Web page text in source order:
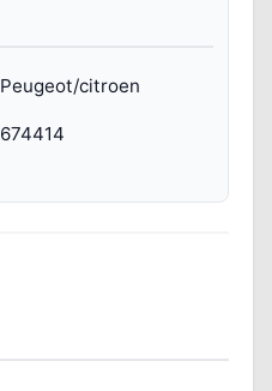
Peugeot/citroen
674414